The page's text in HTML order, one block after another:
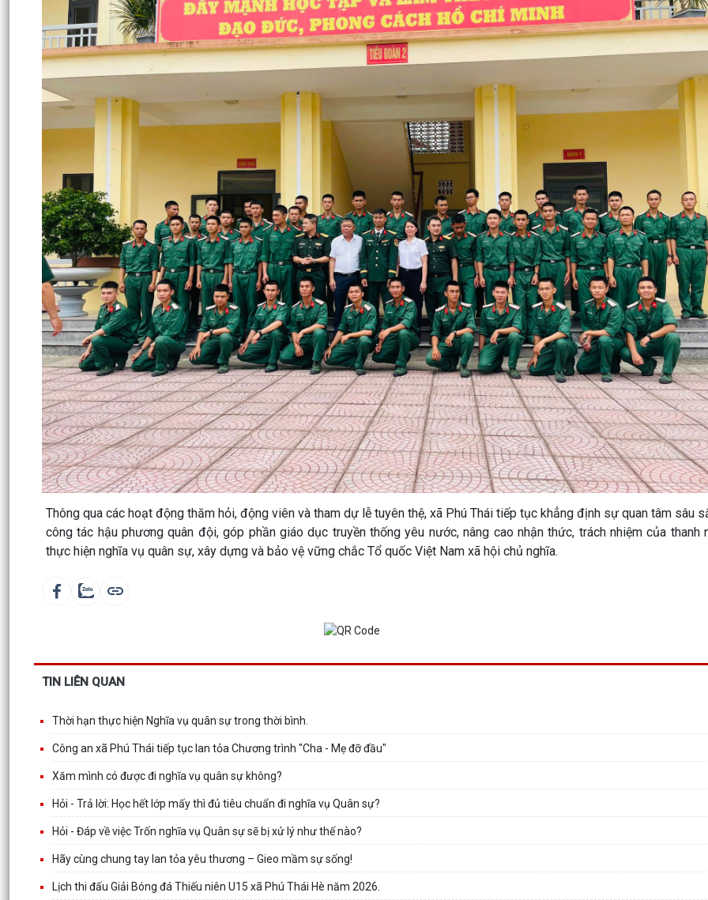
Thông qua các hoạt động thăm hỏi, động viên và tham dự lễ tuyên thệ, xã Phú Thái tiếp tục khẳng định sự quan tâm sâu
công tác hậu phương quân đội, góp phần giáo dục truyền thống yêu nước, nâng cao nhận thức, trách nhiệm của thanh
thực hiện nghĩa vụ quân sự, xây dựng và bảo vệ vững chắc Tổ quốc Việt Nam xã hội chủ nghĩa.
TIN LIÊN QUAN
Thời hạn thực hiện Nghĩa vụ quân sự trong thời bình.
Công an xã Phú Thái tiếp tục lan tỏa Chương trình "Cha - Mẹ đỡ đầu"
Xăm mình có được đi nghĩa vụ quân sự không?
Hỏi - Trả lời: Học hết lớp mấy thì đủ tiêu chuẩn đi nghĩa vụ Quân sự?
Hỏi - Đáp về việc Trốn nghĩa vụ Quân sự sẽ bị xử lý như thế nào?
Hãy cùng chung tay lan tỏa yêu thương – Gieo mầm sự sống!
Lịch thi đấu Giải Bóng đá Thiếu niên U15 xã Phú Thái Hè năm 2026.